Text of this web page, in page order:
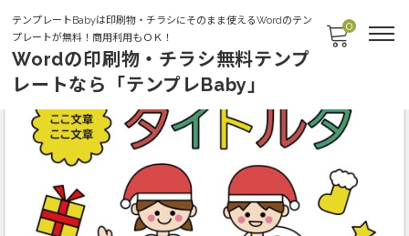
テンプレートBabyは印刷物・チラシにそのまま使えるWordのテン
プレートが無料！商用利用もＯＫ！
Wordの印刷物・チラシ無料テンプ
レートなら「テンプレBaby」
0